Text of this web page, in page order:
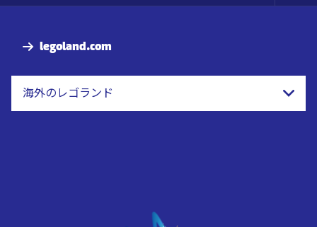
legoland.com
海外のレゴランド